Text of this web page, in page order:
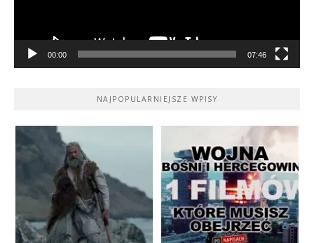
00:00 07:46
NAJPOPULARNIEJSZE WPISY